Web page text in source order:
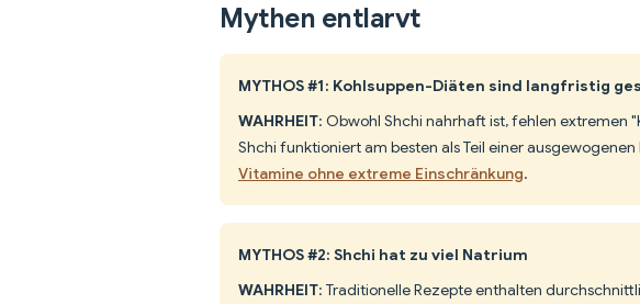
Mythen entlarvt
MYTHOS #1: Kohlsuppen-Diäten sind langfristig
WAHRHEIT: Obwohl Shchi nahrhaft ist, fehlen extremen
Shchi funktioniert am besten als Teil einer
Vitamine ohne extreme Einschränkung.
MYTHOS #2: Shchi hat zu viel Natrium
WAHRHEIT: Traditionelle Rezepte enthalten